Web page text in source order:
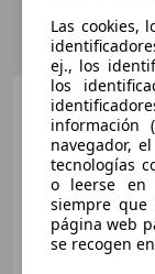
Las cookies,
ej., los
los
navegador,
tecnologías
o leerse en
siempre que
página web
se recogen